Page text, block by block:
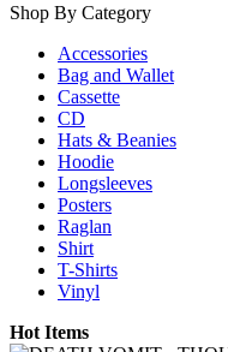
Shop By Category
Accessories
Bag and Wallet
Cassette
CD
Hats & Beanies
Hoodie
Longsleeves
Posters
Raglan
Shirt
T-Shirts
Vinyl
Hot Items